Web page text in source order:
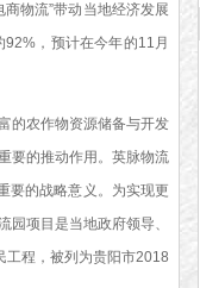
物流”带动当地经济发展
，预计在今年的11月
的农作物资源储备与开发
要的推动作用。英脉物流
要的战略意义。为实现更
项目是当地政府领导、
工程，被列为贵阳市2018